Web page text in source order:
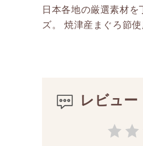
日本各地の厳選素材
ズ。 焼津産まぐろ節使
レビュー